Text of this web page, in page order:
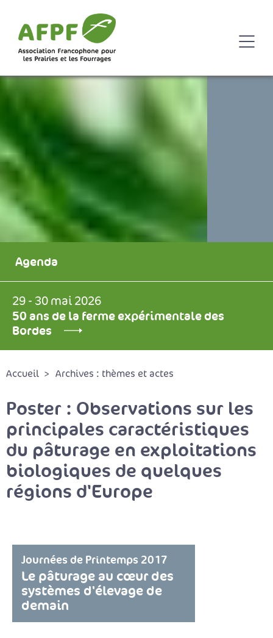
Agenda
29 - 30 mai 2026
50 ans de la ferme expérimentale des
Bordes
Accueil Archives : thèmes et actes
Poster : Observations sur les
principales caractéristiques
du pâturage en exploitations
biologiques de quelques
régions d'Europe
Journées de Printemps 2017
Le pâturage au cœur des
systèmes d'élevage de
demain